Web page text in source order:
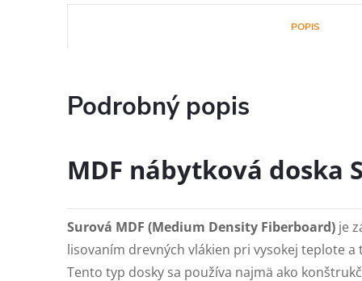
POPIS
Podrobný popis
MDF nábytková doska
Surová MDF (Medium Density Fiberboard) je
lisovaním drevných vlákien pri vysokej teplote
Tento typ dosky sa používa najmä ako